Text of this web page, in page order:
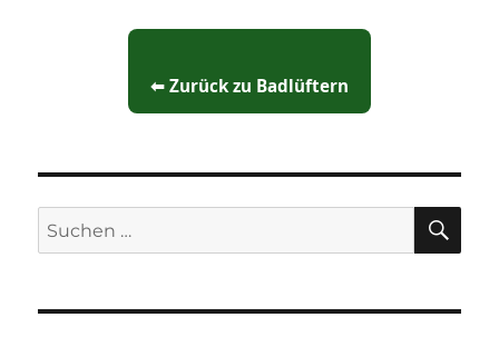
⬅ Zurück zu Badlüftern
Suchen
nach: